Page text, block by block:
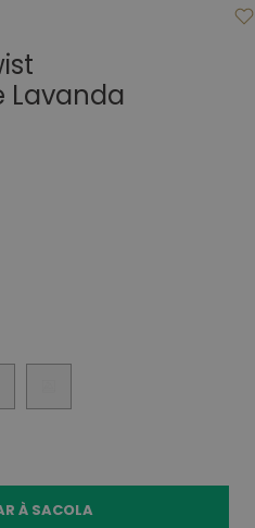
Lavanda
À SACOLA